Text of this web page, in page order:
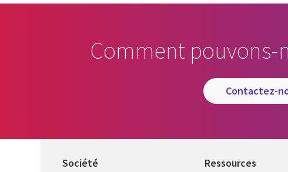
Comment pouvons-
contactez-
Société Ressources